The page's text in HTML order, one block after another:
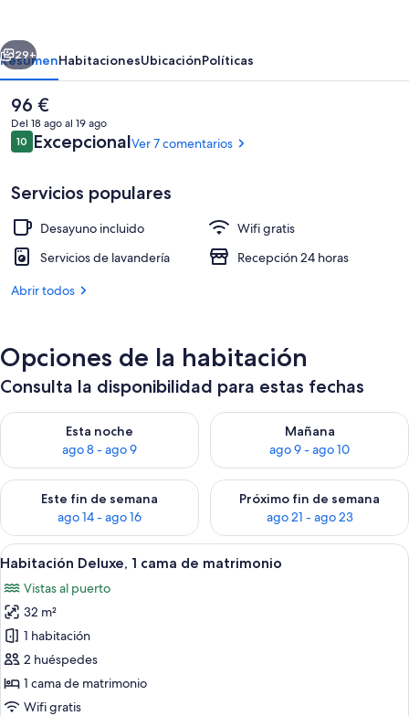
Isla
del
Sol
Bolivia
Habitación Deluxe, 1 cama de
Siguiente
29+
ResumenHabitacionesUbicaciónPolíticas
El
precio
actual
es
96 €
96 €
Del 18 ago al 19 ago
Comentarios
1010 de 10
ExcepcionalVer 7 comentarios
Servicios populares
Desayuno incluido
Wifi gratis
Servicios de lavandería
Recepción 24 horas
Abrir todos
Opciones de la habitación
Consulta la disponibilidad para estas fechas
Esta noche
ago 8 - ago 9
Consulta la disponibilidad para esta noche, ago 8 - ago 9
Mañana
ago 9 - ago 10
Consulta la disponibilidad
Este fin de semana
ago 14 - ago 16
Consulta la disponibilidad para este fin de semana, ago 14 -
Próximo fin de semana
ago 21 - ago 23
Consulta la disponibilidad
Abrir
todas
las
fotos
de
Habitación
Deluxe,
1
Un dormitorio con una cama
12
Habitación Deluxe, 1 cama de matrimonio
Vistas al puerto
32 m²
1 habitación
2 huéspedes
1 cama de matrimonio
Wifi gratis